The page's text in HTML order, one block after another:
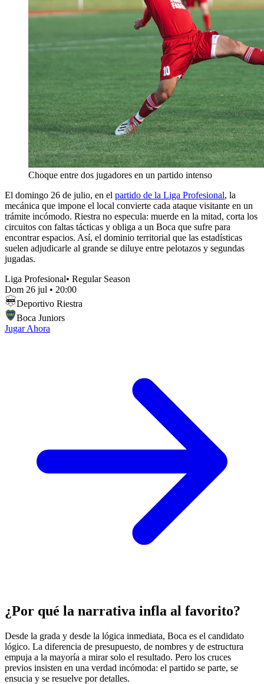
Choque entre dos jugadores en un partido intenso
El domingo 26 de julio, en el partido de la Liga Profesional, la
mecánica que impone el local convierte cada ataque visitante en un
trámite incómodo. Riestra no especula: muerde en la mitad, corta los
circuitos con faltas tácticas y obliga a un Boca que sufre para
encontrar espacios. Así, el dominio territorial que las estadísticas
suelen adjudicarle al grande se diluye entre pelotazos y segundas
jugadas.
Liga Profesional• Regular Season
Dom 26 jul • 20:00
Deportivo Riestra
Boca Juniors
Jugar Ahora
¿Por qué la narrativa infla al favorito?
Desde la grada y desde la lógica inmediata, Boca es el candidato
lógico. La diferencia de presupuesto, de nombres y de estructura
empuja a la mayoría a mirar solo el resultado. Pero los cruces
previos insisten en una verdad incómoda: el partido se parte, se
ensucia y se resuelve por detalles.